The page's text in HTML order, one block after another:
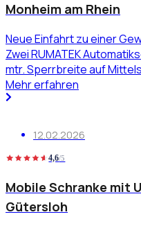
Monheim am Rhein
Neue Einfahrt zu einer
Zwei RUMATEK
mtr. Sperrbreite auf
Mehr erfahren
12.02.2026
4,6/5
Mobile Schranke mit
Gütersloh